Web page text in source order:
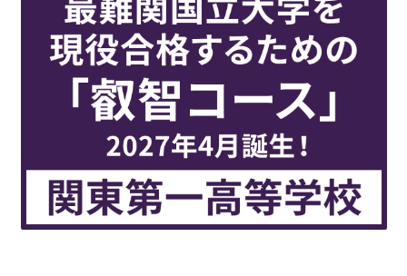
最近見た学校
神奈川県立中央農業高等学校
ブックマークした学校